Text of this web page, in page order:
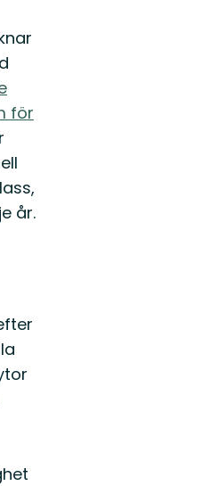
för
år.